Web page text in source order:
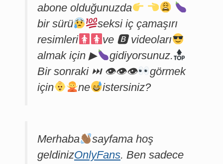
abone olduğunuzda
bir sürü
seksi iç çamaşırı
resimleri
ve 🅱 videoları
almak için ▶
gidiyorsunuz.
Bir sonraki ⏭ 👁👁👁
görmek
için
ne istersiniz?
Merhaba
sayfama hoş
geldinizOnlyFans. Ben sadece